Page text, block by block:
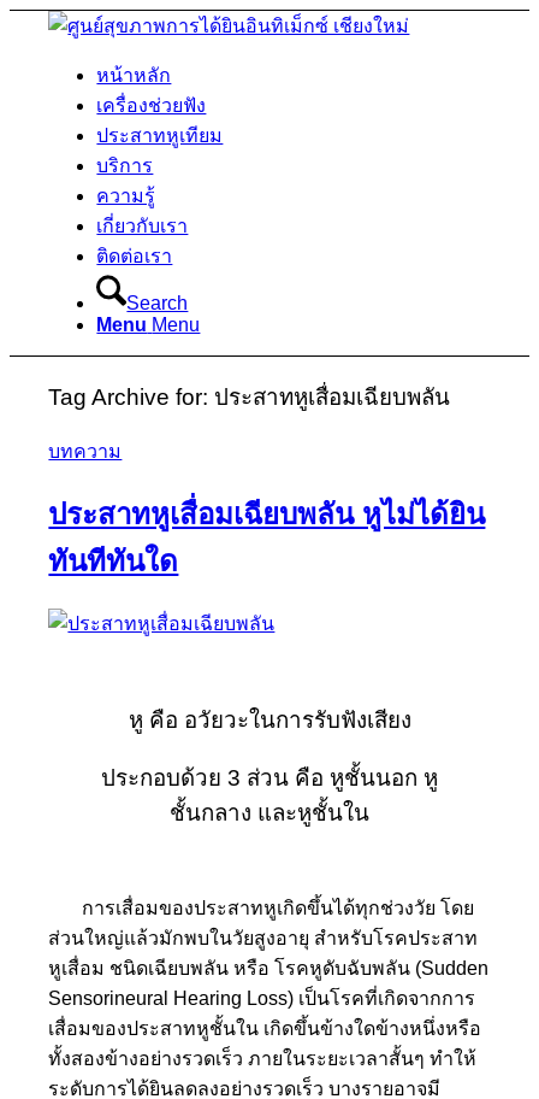
หน้าหลัก
เครื่องช่วยฟัง
ประสาทหูเทียม
บริการ
ความรู้
เกี่ยวกับเรา
ติดต่อเรา
Search
Menu Menu
Tag Archive for: ประสาทหูเสื่อมเฉียบพลัน
บทความ
ประสาทหูเสื่อมเฉียบพลัน หูไม่ได้ยิน
ทันทีทันใด
หู คือ อวัยวะในการรับฟังเสียง
ประกอบด้วย 3 ส่วน คือ หูชั้นนอก หู
ชั้นกลาง และหูชั้นใน
การเสื่อมของประสาทหูเกิดขึ้นได้ทุกช่วงวัย โดย
ส่วนใหญ่แล้วมักพบในวัยสูงอายุ สำหรับโรคประสาท
หูเสื่อม ชนิดเฉียบพลัน หรือ โรคหูดับฉับพลัน (Sudden
Sensorineural Hearing Loss) เป็นโรคที่เกิดจากการ
เสื่อมของประสาทหูชั้นใน เกิดขึ้นข้างใดข้างหนึ่งหรือ
ทั้งสองข้างอย่างรวดเร็ว ภายในระยะเวลาสั้นๆ ทำให้
ระดับการได้ยินลดลงอย่างรวดเร็ว บางรายอาจมี